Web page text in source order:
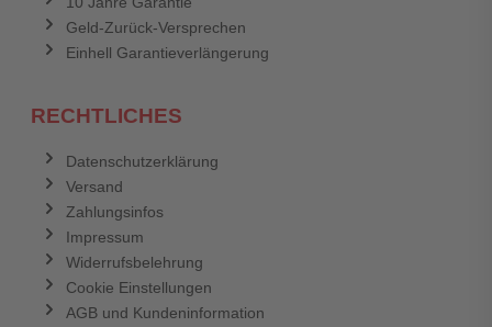
Geld-Zurück-Versprechen
Einhell Garantieverlängerung
RECHTLICHES
Datenschutzerklärung
Versand
Zahlungsinfos
Impressum
Widerrufsbelehrung
Cookie Einstellungen
AGB und Kundeninformation